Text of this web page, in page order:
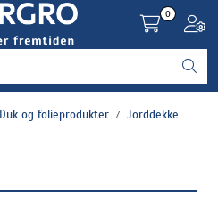
0
Duk og folieprodukter Jorddekke